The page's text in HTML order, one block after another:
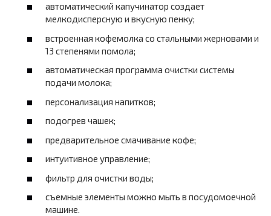
автоматический капучинатор создает
мелкодисперсную и вкусную пенку;
встроенная кофемолка со стальными жерновами и
13 степенями помола;
автоматическая программа очистки системы
подачи молока;
персонализация напитков;
подогрев чашек;
предварительное смачивание кофе;
интуитивное управление;
фильтр для очистки воды;
съемные элементы можно мыть в посудомоечной
машине.